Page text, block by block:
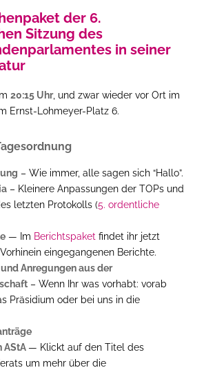
der 6.
Sitzung des
in seiner
20:15 Uhr, und zwar wieder vor Ort im
Ernst-Lohmeyer-Platz 6.
– Wie immer, alle sagen sich “Hallo”.
– Kleinere Anpassungen der TOPs und
letzten Protokolls (5. ordentliche
— Im Berichtspaketfindet ihr jetzt
eingegangenen Berichte.
Anregungen aus der
– Wenn Ihr was vorhabt: vorab
Präsidium oder bei uns in die
AStA — Klickt auf den Titel des
um mehr über die